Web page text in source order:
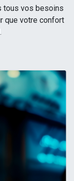
tous vos besoins
que votre confort